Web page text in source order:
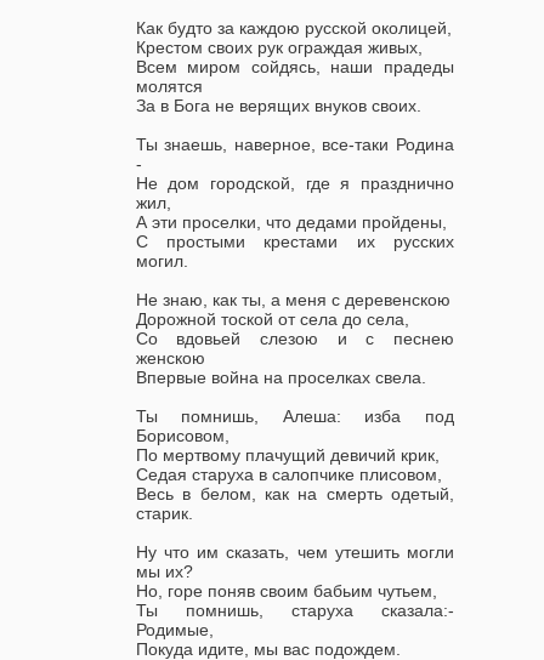
Как будто за каждою русской околицей,
Крестом своих рук ограждая живых,
Всем миром сойдясь, наши прадеды
молятся
За в Бога не верящих внуков своих.
Ты знаешь, наверное, все-таки Родина
-
Не дом городской, где я празднично
жил,
А эти проселки, что дедами пройдены,
С простыми крестами их русских
могил.
Не знаю, как ты, а меня с деревенскою
Дорожной тоской от села до села,
Со вдовьей слезою и с песнею
женскою
Впервые война на проселках свела.
Ты помнишь, Алеша: изба под
Борисовом,
По мертвому плачущий девичий крик,
Седая старуха в салопчике плисовом,
Весь в белом, как на смерть одетый,
старик.
Ну что им сказать, чем утешить могли
мы их?
Но, горе поняв своим бабьим чутьем,
Ты помнишь, старуха сказала:-
Родимые,
Покуда идите, мы вас подождем.